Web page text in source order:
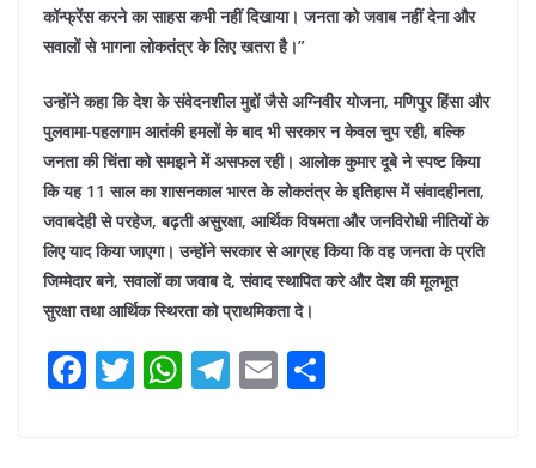
कॉन्फ्रेंस करने का साहस कभी नहीं दिखाया। जनता को जवाब नहीं देना और
सवालों से भागना लोकतंत्र के लिए खतरा है।”
उन्होंने कहा कि देश के संवेदनशील मुद्दों जैसे अग्निवीर योजना, मणिपुर हिंसा और
पुलवामा-पहलगाम आतंकी हमलों के बाद भी सरकार न केवल चुप रही, बल्कि
जनता की चिंता को समझने में असफल रही। आलोक कुमार दूबे ने स्पष्ट किया
कि यह 11 साल का शासनकाल भारत के लोकतंत्र के इतिहास में संवादहीनता,
जवाबदेही से परहेज, बढ़ती असुरक्षा, आर्थिक विषमता और जनविरोधी नीतियों के
लिए याद किया जाएगा। उन्होंने सरकार से आग्रह किया कि वह जनता के प्रति
जिम्मेदार बने, सवालों का जवाब दे, संवाद स्थापित करे और देश की मूलभूत
सुरक्षा तथा आर्थिक स्थिरता को प्राथमिकता दे।
F T W T E